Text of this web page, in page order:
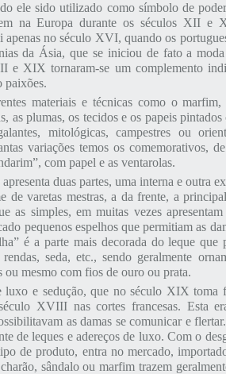
ele sido utilizado como símbolo de
na Europa durante os séculos XII e
apenas no século XVI, quando os
da Ásia, que se iniciou de fato a
XIX tornaram-se um complemento
paixões.
materiais e técnicas como o
as plumas, os tecidos e os papeis
mitológicas, campestres ou
variações temos os comemorativos,
com papel e as ventarolas.
duas partes, uma interna e outra
de varetas mestras, a da frente, a
as simples, em muitas vezes
pequenos espelhos que permitiam as
é a parte mais decorada do leque
seda, etc., sendo geralmente
ou mesmo com fios de ouro ou prata.
luxo e sedução, que no século XIX
XVIII nas cortes francesas. Esta
as damas se comunicar e
de leques e adereços de luxo. Com o
de produto, entra no mercado,
sândalo ou marfim trazem